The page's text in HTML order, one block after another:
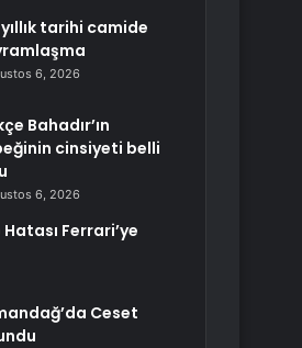
yıllık tarihi camide
6, 2026
Bahadır’ın
cinsiyeti belli
6, 2026
Ferrari’ye
Ceset